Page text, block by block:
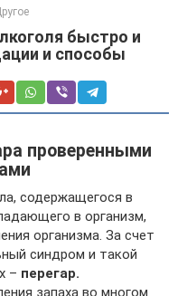
быстро и
и способы
проверенными
содержащегося в
в организм,
организма. За счет
синдром и такой
– перегар.
запаха во многом